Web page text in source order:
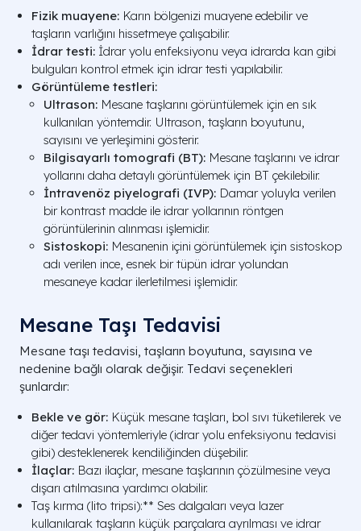
Fizik muayene: Karın bölgenizi muayene edebilir ve
taşların varlığını hissetmeye çalışabilir.
İdrar testi: İdrar yolu enfeksiyonu veya idrarda kan gibi
bulguları kontrol etmek için idrar testi yapılabilir.
Görüntüleme testleri:
Ultrason: Mesane taşlarını görüntülemek için en sık
kullanılan yöntemdir. Ultrason, taşların boyutunu,
sayısını ve yerleşimini gösterir.
Bilgisayarlı tomografi (BT): Mesane taşlarını ve idrar
yollarını daha detaylı görüntülemek için BT çekilebilir.
İntravenöz piyelografi (IVP): Damar yoluyla verilen
bir kontrast madde ile idrar yollarının röntgen
görüntülerinin alınması işlemidir.
Sistoskopi: Mesanenin içini görüntülemek için sistoskop
adı verilen ince, esnek bir tüpün idrar yolundan
mesaneye kadar ilerletilmesi işlemidir.
Mesane Taşı Tedavisi
Mesane taşı tedavisi, taşların boyutuna, sayısına ve
nedenine bağlı olarak değişir. Tedavi seçenekleri
şunlardır:
Bekle ve gör: Küçük mesane taşları, bol sıvı tüketilerek ve
diğer tedavi yöntemleriyle (idrar yolu enfeksiyonu tedavisi
gibi) desteklenerek kendiliğinden düşebilir.
İlaçlar: Bazı ilaçlar, mesane taşlarının çözülmesine veya
dışarı atılmasına yardımcı olabilir.
Taş kırma (lito tripsi):** Ses dalgaları veya lazer
kullanılarak taşların küçük parçalara ayrılması ve idrar